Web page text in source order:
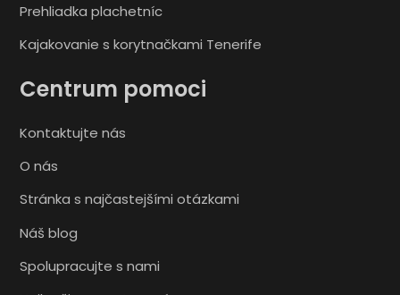
Prehliadka plachetníc
Kajakovanie s korytnačkami Tenerife
Centrum pomoci
Kontaktujte nás
O nás
Stránka s najčastejšími otázkami
Náš blog
Spolupracujte s nami